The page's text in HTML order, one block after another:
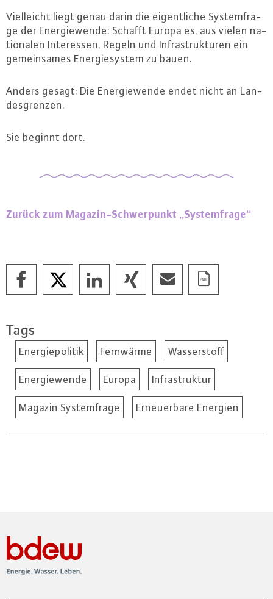
Viel­leicht liegt genau darin die ei­gent­li­che Sys­tem­fra­
ge der En­er­gie­wen­de: Schafft Europa es, aus vielen na­
tio­na­len In­ter­es­sen, Regeln und In­fra­struk­tu­ren ein
ge­mein­sa­mes En­er­gie­sys­tem zu bauen.
Anders gesagt: Die En­er­gie­wen­de endet nicht an Lan­
des­gren­zen.
Sie beginnt dort.
Zurück zum Ma­ga­zin-Schwer­punkt „Sys­tem­fra­ge“
Tags
Energiepolitik Fernwärme Wasserstoff
Energiewende Europa Infrastruktur
Magazin Systemfrage Erneuerbare Energien